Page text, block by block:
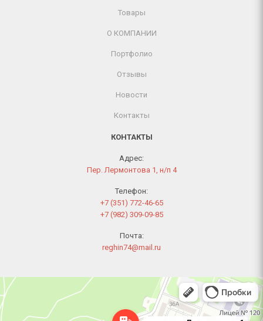
Товары
О КОМПАНИИ
Портфолио
Отзывы
Новости
Контакты
КОНТАКТЫ
Адрес:
Пер. Лермонтова 1, н/п 4
Телефон:
+7 (351) 772-46-65
+7 (982) 309-09-85
Почта:
reghin74@mail.ru
Челябинск
Переулок Лермонтова, 1 — Яндекс Карты